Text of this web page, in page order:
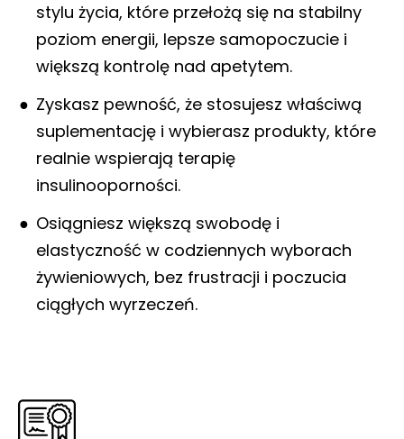
stylu życia, które przełożą się na stabilny
poziom energii, lepsze samopoczucie i
większą kontrolę nad apetytem.
Zyskasz pewność, że stosujesz właściwą
suplementację i wybierasz produkty, które
realnie wspierają terapię
insulinooporności.
Osiągniesz większą swobodę i
elastyczność w codziennych wyborach
żywieniowych, bez frustracji i poczucia
ciągłych wyrzeczeń.